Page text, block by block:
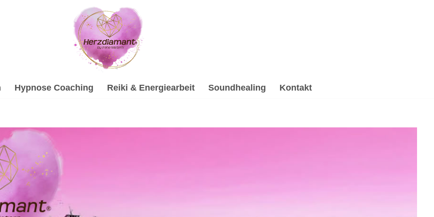
Hypnose Coaching Reiki & Energiearbeit Soundhealing Kontakt
Beratung oder ✓Gesprächstherapie, Hypnose, Soundhealing & Reiki, Psychotherapie Alternative
✓Gesprächstherapie, ✓Hypnose, ✓Soundhealing & Reiki und ✓Psychotherapie Alternative für Ulrichstein.
Wir sind für Sie da ✉.